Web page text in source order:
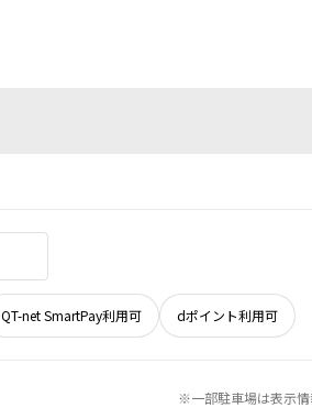
QT-net SmartPay利用可 dポイント利用可
※一部駐車場は表示